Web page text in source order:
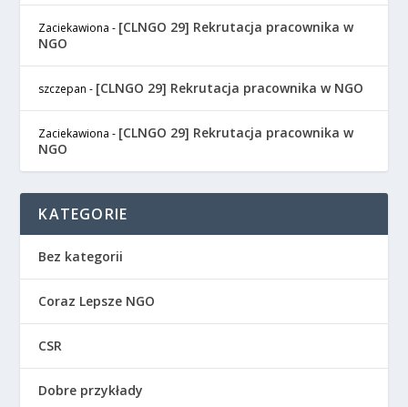
Zaciekawiona - [CLNGO 29] Rekrutacja pracownika w
NGO
szczepan - [CLNGO 29] Rekrutacja pracownika w NGO
Zaciekawiona - [CLNGO 29] Rekrutacja pracownika w
NGO
KATEGORIE
Bez kategorii
Coraz Lepsze NGO
CSR
Dobre przykłady